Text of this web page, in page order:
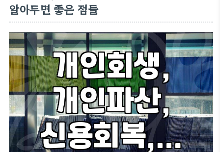
알아두면 좋은 점들